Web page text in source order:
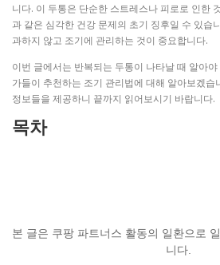
니다. 이 두통은 단순한 스트레스나 피로로 인한
과 같은 심각한 건강 문제의 초기 징후일 수 있습
과하지 않고 조기에 관리하는 것이 중요합니다.
이번 글에서는 반복되는 두통이 나타날 때 알아
가들이 추천하는 조기 관리법에 대해 알아보겠
정보들을 제공하니 끝까지 읽어보시기 바랍니다.
목차
본 글은 쿠팡 파트너스 활동의 일환으로
니다.